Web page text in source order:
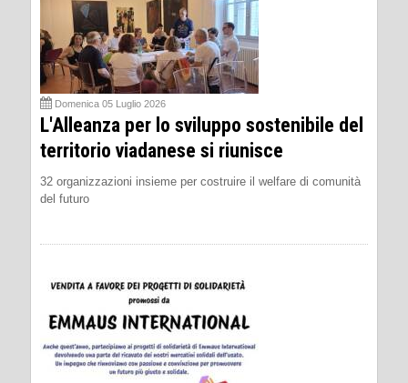
Domenica 05 Luglio 2026
L'Alleanza per lo sviluppo sostenibile del
territorio viadanese si riunisce
32 organizzazioni insieme per costruire il welfare di comunità
del futuro